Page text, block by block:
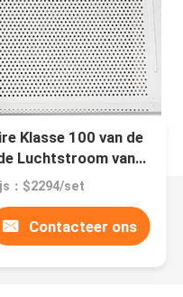
Klasse 100 van de
Luchtstroom van
：$2294/set
Contacteer ons